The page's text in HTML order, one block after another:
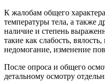
К жалобам общего
температуры тела, а также
наличие и степень
такие как слабость,
недомогание, изменение
После опроса и общего
детальному осмотру